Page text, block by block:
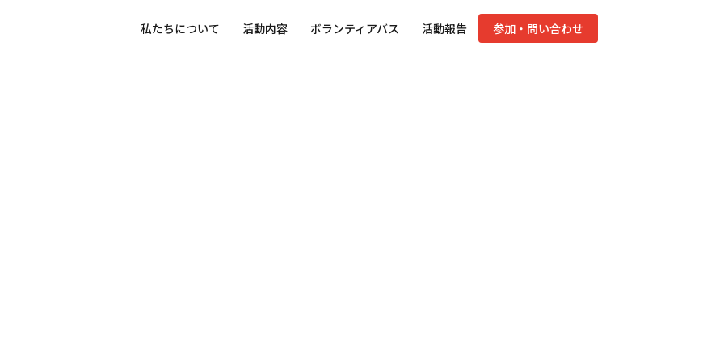
私たちについて 活動内容 ボランティアバス 活動報告 参加・問い合わせ